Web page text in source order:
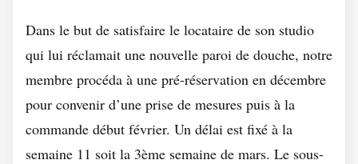
Dans le but de satisfaire le locataire de son studio
qui lui réclamait une nouvelle paroi de douche, notre
membre procéda à une pré-réservation en décembre
pour convenir d’une prise de mesures puis à la
commande début février. Un délai est fixé à la
semaine 11 soit la 3ème semaine de mars. Le sous-